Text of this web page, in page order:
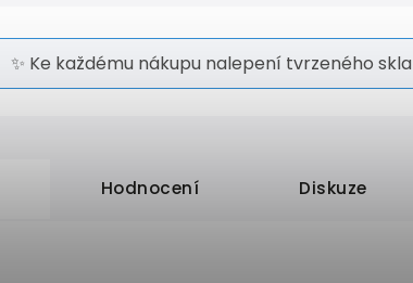
✨ Ke každému nákupu nalepení tvrzeného skla
Hodnocení Diskuze